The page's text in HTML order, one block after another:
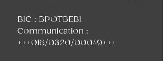
BIC : BPOTBEB1
Communication :
+++016/0320/00049+++